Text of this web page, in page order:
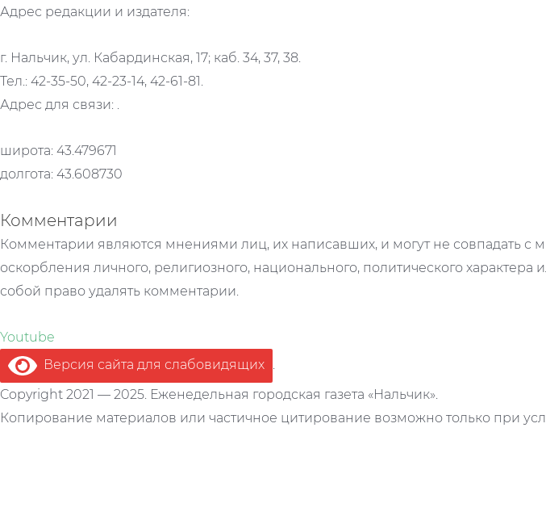
Адрес редакции и издателя:
г. Нальчик, ул. Кабардинская, 17; каб. 34, 37, 38.
Тел.: 42-35-50, 42-23-14, 42-61-81.
Адрес для связи: .
широта: 43.479671
долгота: 43.608730
Комментарии
Комментарии являются мнениями лиц, их написавших, и могут не совпадать
оскорбления личного, религиозного, национального, политического
собой право удалять комментарии.
Youtube
Версия сайта для слабовидящих
Copyright 2021 — 2025. Еженедельная городская газета «Нальчик».
Копирование материалов или частичное цитирование возможно только при